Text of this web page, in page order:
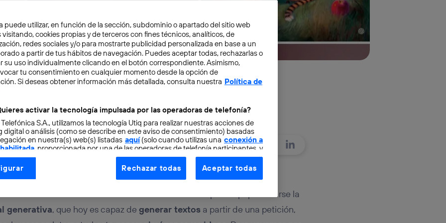
ARTIFICIAL 6 min
vídeos con ChatGPT
al mundo con un modelo de lenguaje grandeo gran modelo de
de los seres humanos. Así empezó a popularizarse la
generativa, que hoy es capaz de generar textosa partir de una petición,
puede utilizar, en función de la sección, subdominio o apartado del sitio web
visitando, cookies propias y de terceros con fines técnicos, analíticos, de
redes sociales y/o para mostrarte publicidad personalizada en base a un
a partir de tus hábitos de navegación. Puedes aceptar todas, rechazarlas o
su uso individualmente clicando en el botón correspondiente. Asimismo,
tu consentimiento en cualquier momento desde la opción de
Si deseas obtener información más detallada, consulta nuestra Política de
activar la tecnología impulsada por las operadoras de telefonía?
S.A., utilizamos la tecnología Utiq para realizar nuestras acciones de
digital o análisis (como se describe en este aviso de consentimiento) basadas
en nuestra(s) web(s) listadas aquí(solo cuando utilizas una conexión a
, proporcionada por una de las operadoras de telefonía participantes, y
consentimiento en cada página web).
Utiq está diseñada con la privacidad como prioridad ofreciéndote elección y
tu dirección IP y otra información de la cuenta de cliente de telecomunicaciones
a la conexión que utilizas (p. ej., número de teléfono móvil).
Rechazar todas Aceptar todas